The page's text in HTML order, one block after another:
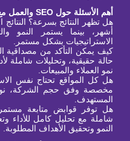
أهم الأسئلة حول SEO والعمل مع قوابض
هل تظهر النتائج بسرعة؟ النتائج
أشهر، بينما يستمر النمو
الاستراتيجيات بشكل مستمر.
كيف يمكن التأكد من مصداقية
حالة حقيقية، وتحليلات شاملة
نمو العملاء والمبيعات.
هل كل المواقع تحتاج نفس
مخصصة وفق حجم الشركة، نوع
المستهدف.
هل توفر قوابض متابعة
شاملة مع تحليل كامل للأداء
النمو وتحقيق الأهداف المطلوبة.